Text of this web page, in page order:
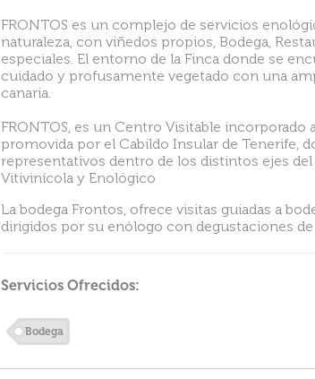
FRONTOS es un complejo de servicios
naturaleza, con viñedos propios, Bodega,
especiales. El entorno de la Finca donde se
cuidado y profusamente vegetado con una
canaria.
FRONTOS, es un Centro Visitable incorporado
promovida por el Cabildo Insular de Tenerife,
representativos dentro de los distintos ejes
Vitivinícola y Enológico
La bodega Frontos, ofrece visitas guiadas a
dirigidos por su enólogo con degustaciones de
Servicios Ofrecidos:
Bodega